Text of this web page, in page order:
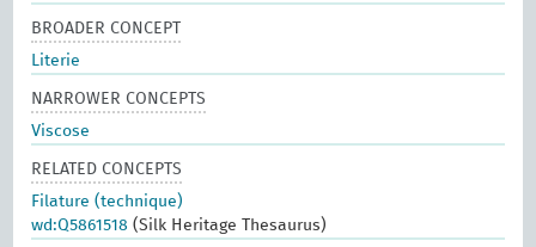
BROADER CONCEPT
Literie
NARROWER CONCEPTS
Viscose
RELATED CONCEPTS
Filature (technique)
wd:Q5861518 (Silk Heritage Thesaurus)